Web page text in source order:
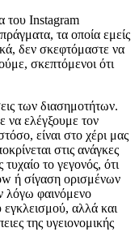
του Instagram
τα οποία εμείς
δεν σκεφτόμαστε να
σκεπτόμενοι ότι
των διασημοτήτων.
να ελέγξουμε τον
είναι στο χέρι μας
στις ανάγκες
το γεγονός, ότι
ή σίγαση ορισμένων
λόγω φαινόμενο
αλλά και
της υγειονομικής